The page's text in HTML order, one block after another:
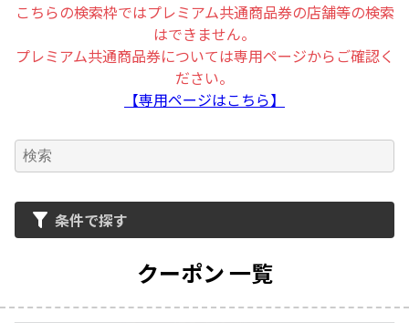
こちらの検索枠ではプレミアム共通商品券の店舗等の検索
はできません。
プレミアム共通商品券については専用ページからご確認く
ださい。
【専用ページはこちら】
その他
求人情報
運営団体
条件で探す
クーポン 一覧